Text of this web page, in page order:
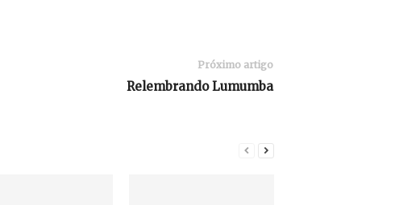
Próximo artigo
Relembrando Lumumba